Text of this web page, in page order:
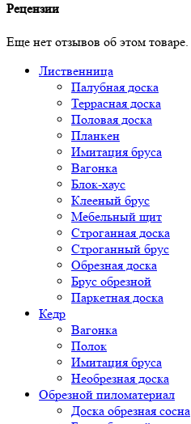
Рецензии
Еще нет отзывов об этом товаре.
Лиственница
Палубная доска
Террасная доска
Половая доска
Планкен
Имитация бруса
Вагонка
Блок-хаус
Клееный брус
Мебельный щит
Строганная доска
Строганный брус
Обрезная доска
Брус обрезной
Паркетная доска
Кедр
Вагонка
Полок
Имитация бруса
Необрезная доска
Обрезной пиломатериал
Доска обрезная сосна